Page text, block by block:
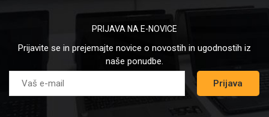
PRIJAVA NA E-NOVICE
Prijavite se in prejemajte novice o novostih in ugodnostih iz
naše ponudbe.
Prijava